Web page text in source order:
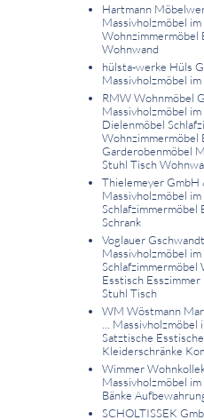
Hartmann
Massivholzmöbel
Wohnzimmermöbel
Wohnwand
hülsta-werke Hüls
Massivholzmöbel
RMW Wohnmöbel
Massivholzmöbel
Dielenmöbel
Wohnzimmermöbel
Garderobenmöbel
Stuhl Tisch
Thielemeyer GmbH
Massivholzmöbel
Schlafzimmermöbel
Schrank
Voglauer
Massivholzmöbel
Esstisch
Stuhl Tisch
WM Wöstmann
...
Satztische
Kleiderschränke
Wimmer
Massivholzmöbel
Bänke
SCHOLTISSEK